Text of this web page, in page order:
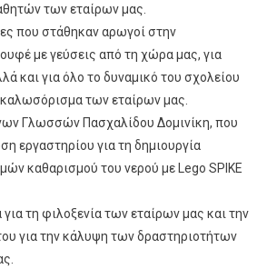
των εταίρων μας.
που στάθηκαν αρωγοί στην
με γεύσεις από τη χώρα μας, για
και για όλο το δυναμικό του σχολείου
των εταίρων μας.
Γλωσσών Πασχαλίδου Δομινίκη, που
εργαστηρίου για τη δημιουργία
καθαρισμού του νερού με Lego SPIKE
τη φιλοξενία των εταίρων μας και την
για την κάλυψη των δραστηριοτήτων